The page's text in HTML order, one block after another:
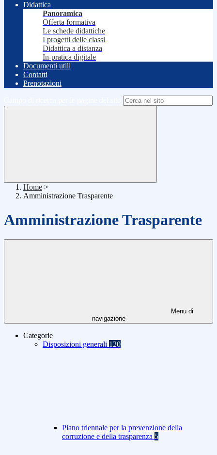
Didattica
Panoramica
Offerta formativa
Le schede didattiche
I progetti delle classi
Didattica a distanza
In-pratica digitale
Documenti utili
Contatti
Prenotazioni
Home >
Amministrazione Trasparente
Amministrazione Trasparente
Menu di
navigazione
Categorie
Disposizioni generali 120
Piano triennale per la prevenzione della
corruzione e della trasparenza 5